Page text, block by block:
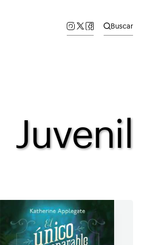
Buscar
Juvenil